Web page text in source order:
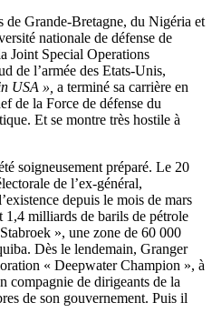
de Grande-Bretagne, du Nigéria et
nationale de défense de
Joint Special Operations
de l’armée des Etats-Unis,
USA », a terminé sa carrière en
de la Force de défense du
Et se montre très hostile à
soigneusement préparé. Le 20
de l’ex-général,
depuis le mois de mars
1,4 milliards de barils de pétrole
», une zone de 60 000
Dès le lendemain, Granger
« Deepwater Champion », à
compagnie de dirigeants de la
de son gouvernement. Puis il